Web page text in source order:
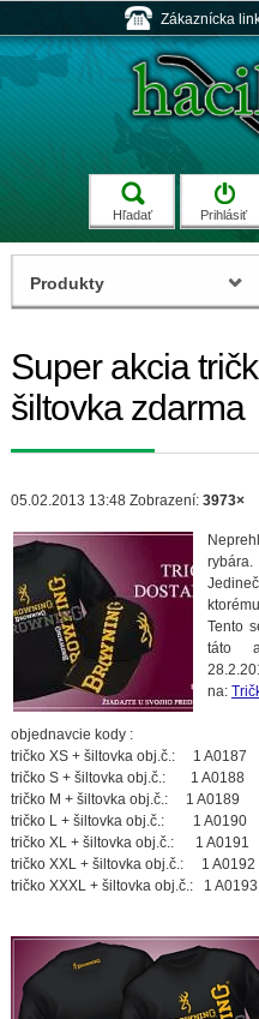
Zákaznícka
Hľadať Prihlásiť
Super akcia
šiltovka zdarma
05.02.2013 13:48 Zobrazení: 3973×
rybára.
Tento
táto
na:
objednavcie kody :
tričko XS + šiltovka obj.č.: 1 A0187
tričko S + šiltovka obj.č.: 1 A0188
tričko M + šiltovka obj.č.: 1 A0189
tričko L + šiltovka obj.č.: 1 A0190
tričko XL + šiltovka obj.č.: 1 A0191
tričko XXL + šiltovka obj.č.: 1 A0192
tričko XXXL + šiltovka obj.č.: 1 A0193
Produkty